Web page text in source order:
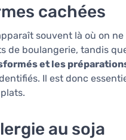
cachées
souvent là où on
de boulangerie, tandis
et les
Il est donc
au soja